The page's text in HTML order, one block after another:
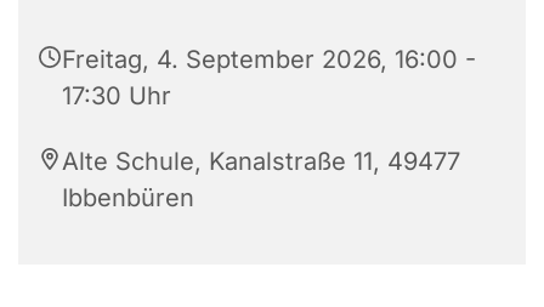
Freitag, 4. September 2026, 16:00 -
17:30 Uhr
Alte Schule, Kanalstraße 11, 49477
Ibbenbüren